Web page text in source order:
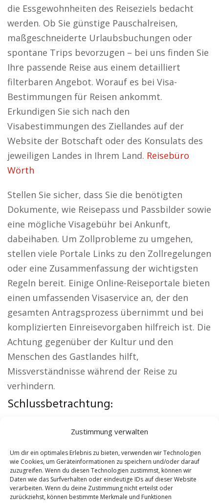
Zustimmung verwalten
Um dir ein optimales Erlebnis zu bieten, verwenden wir Technologien
wie Cookies, um Geräteinformationen zu speichern und/oder darauf
zuzugreifen. Wenn du diesen Technologien zustimmst, können wir
Daten wie das Surfverhalten oder eindeutige IDs auf dieser Website
verarbeiten. Wenn du deine Zustimmung nicht erteilst oder
zurückziehst, können bestimmte Merkmale und Funktionen
die Essgewohnheiten des Reiseziels bedacht
werden. Ob Sie günstige Pauschalreisen,
maßgeschneiderte Urlaubsbuchungen oder
spontane Trips bevorzugen – bei uns finden Sie
Ihre passende Reise aus einem detailliert
filterbaren Angebot. Worauf es bei Visa-
Bestimmungen für Reisen ankommt.
Erkundigen Sie sich nach den
Visabestimmungen des Ziellandes auf der
Website der Botschaft oder des Konsulats des
jeweiligen Landes in Ihrem Land. Reisebüro
Wörth
Stellen Sie sicher, dass Sie die benötigten
Dokumente, wie Reisepass und Passbilder sowie
eine mögliche Visagebühr bei Ankunft,
dabeihaben. Um Zollprobleme zu umgehen,
stellen viele Portale Links zu den Zollregelungen
oder eine Zusammenfassung der wichtigsten
Regeln bereit. Einige Online-Reiseportale bieten
einen umfassenden Visaservice an, der den
gesamten Antragsprozess übernimmt und bei
komplizierten Einreisevorgaben hilfreich ist. Die
Achtung gegenüber der Kultur und den
Menschen des Gastlandes hilft,
Missverständnisse während der Reise zu
verhindern.
Schlussbetrachtung:
|Autovermietung Alsdorf
Versicherung Alsdorf|Hauskauf Alsdorf|
Hundeschule Alsdorf
Contents [show]